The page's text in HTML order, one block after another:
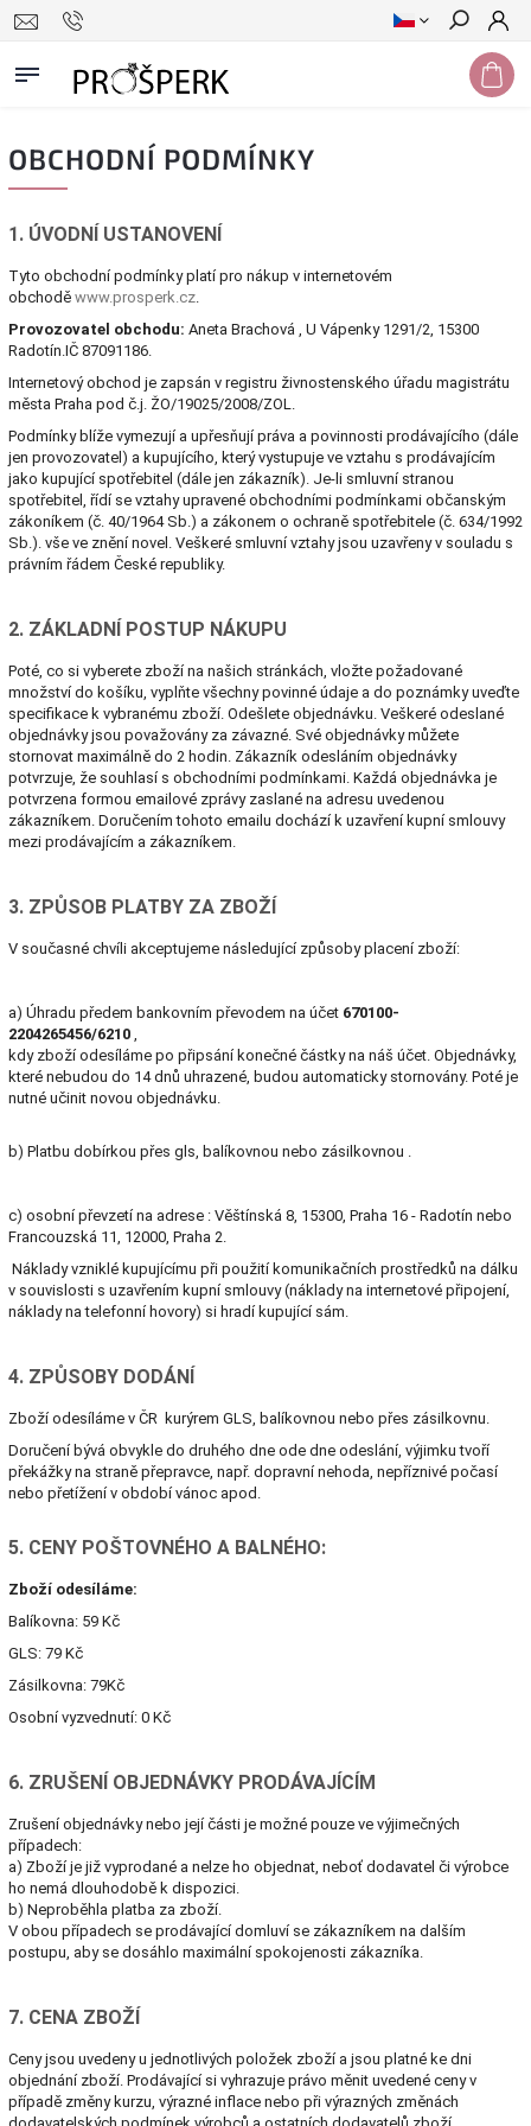
Hledat
OBCHODNÍ PODMÍNKY
1. ÚVODNÍ USTANOVENÍ
Tyto obchodní podmínky platí pro nákup v internetovém
obchodě www.prosperk.cz.
Provozovatel obchodu: Aneta Brachová , U Vápenky 1291/2, 15300
Radotín.IČ 87091186.
Internetový obchod je zapsán v registru živnostenského úřadu magistrátu
města Praha pod č.j. ŽO/19025/2008/ZOL.
Podmínky blíže vymezují a upřesňují práva a povinnosti prodávajícího (dále
jen provozovatel) a kupujícího, který vystupuje ve vztahu s prodávajícím
jako kupující spotřebitel (dále jen zákazník). Je-li smluvní stranou
spotřebitel, řídí se vztahy upravené obchodními podmínkami občanským
zákoníkem (č. 40/1964 Sb.) a zákonem o ochraně spotřebitele (č. 634/1992
Sb.). vše ve znění novel. Veškeré smluvní vztahy jsou uzavřeny v souladu s
právním řádem České republiky.
2. ZÁKLADNÍ POSTUP NÁKUPU
Poté, co si vyberete zboží na našich stránkách, vložte požadované
množství do košíku, vyplňte všechny povinné údaje a do poznámky uveďte
specifikace k vybranému zboží. Odešlete objednávku. Veškeré odeslané
objednávky jsou považovány za závazné. Své objednávky můžete
stornovat maximálně do 2 hodin. Zákazník odesláním objednávky
potvrzuje, že souhlasí s obchodními podmínkami. Každá objednávka je
potvrzena formou emailové zprávy zaslané na adresu uvedenou
zákazníkem. Doručením tohoto emailu dochází k uzavření kupní smlouvy
mezi prodávajícím a zákazníkem.
3. ZPŮSOB PLATBY ZA ZBOŽÍ
V současné chvíli akceptujeme následující způsoby placení zboží:
a) Úhradu předem bankovním převodem na účet 670100-
2204265456/6210 ,
kdy zboží odesíláme po připsání konečné částky na náš účet. Objednávky,
které nebudou do 14 dnů uhrazené, budou automaticky stornovány. Poté je
nutné učinit novou objednávku.
b) Platbu dobírkou přes gls, balíkovnou nebo zásilkovnou .
c) osobní převzetí na adrese : Věštínská 8, 15300, Praha 16 - Radotín nebo
Francouzská 11, 12000, Praha 2.
Náklady vzniklé kupujícímu při použití komunikačních prostředků na dálku
v souvislosti s uzavřením kupní smlouvy (náklady na internetové připojení,
náklady na telefonní hovory) si hradí kupující sám.
4. ZPŮSOBY DODÁNÍ
Zboží odesíláme v ČR kurýrem GLS, balíkovnou nebo přes zásilkovnu.
Doručení bývá obvykle do druhého dne ode dne odeslání, výjimku tvoří
překážky na straně přepravce, např. dopravní nehoda, nepříznivé počasí
nebo přetížení v období vánoc apod.
5. CENY POŠTOVNÉHO A BALNÉHO:
Zboží odesíláme:
Balíkovna: 59 Kč
GLS: 79 Kč
Zásilkovna: 79Kč
Osobní vyzvednutí: 0 Kč
6. ZRUŠENÍ OBJEDNÁVKY PRODÁVAJÍCÍM
Zrušení objednávky nebo její části je možné pouze ve výjimečných
případech:
a) Zboží je již vyprodané a nelze ho objednat, neboť dodavatel či výrobce
ho nemá dlouhodobě k dispozici.
b) Neproběhla platba za zboží.
V obou případech se prodávající domluví se zákazníkem na dalším
postupu, aby se dosáhlo maximální spokojenosti zákazníka.
7. CENA ZBOŽÍ
Ceny jsou uvedeny u jednotlivých položek zboží a jsou platné ke dni
objednání zboží. Prodávající si vyhrazuje právo měnit uvedené ceny v
případě změny kurzu, výrazné inflace nebo při výrazných změnách